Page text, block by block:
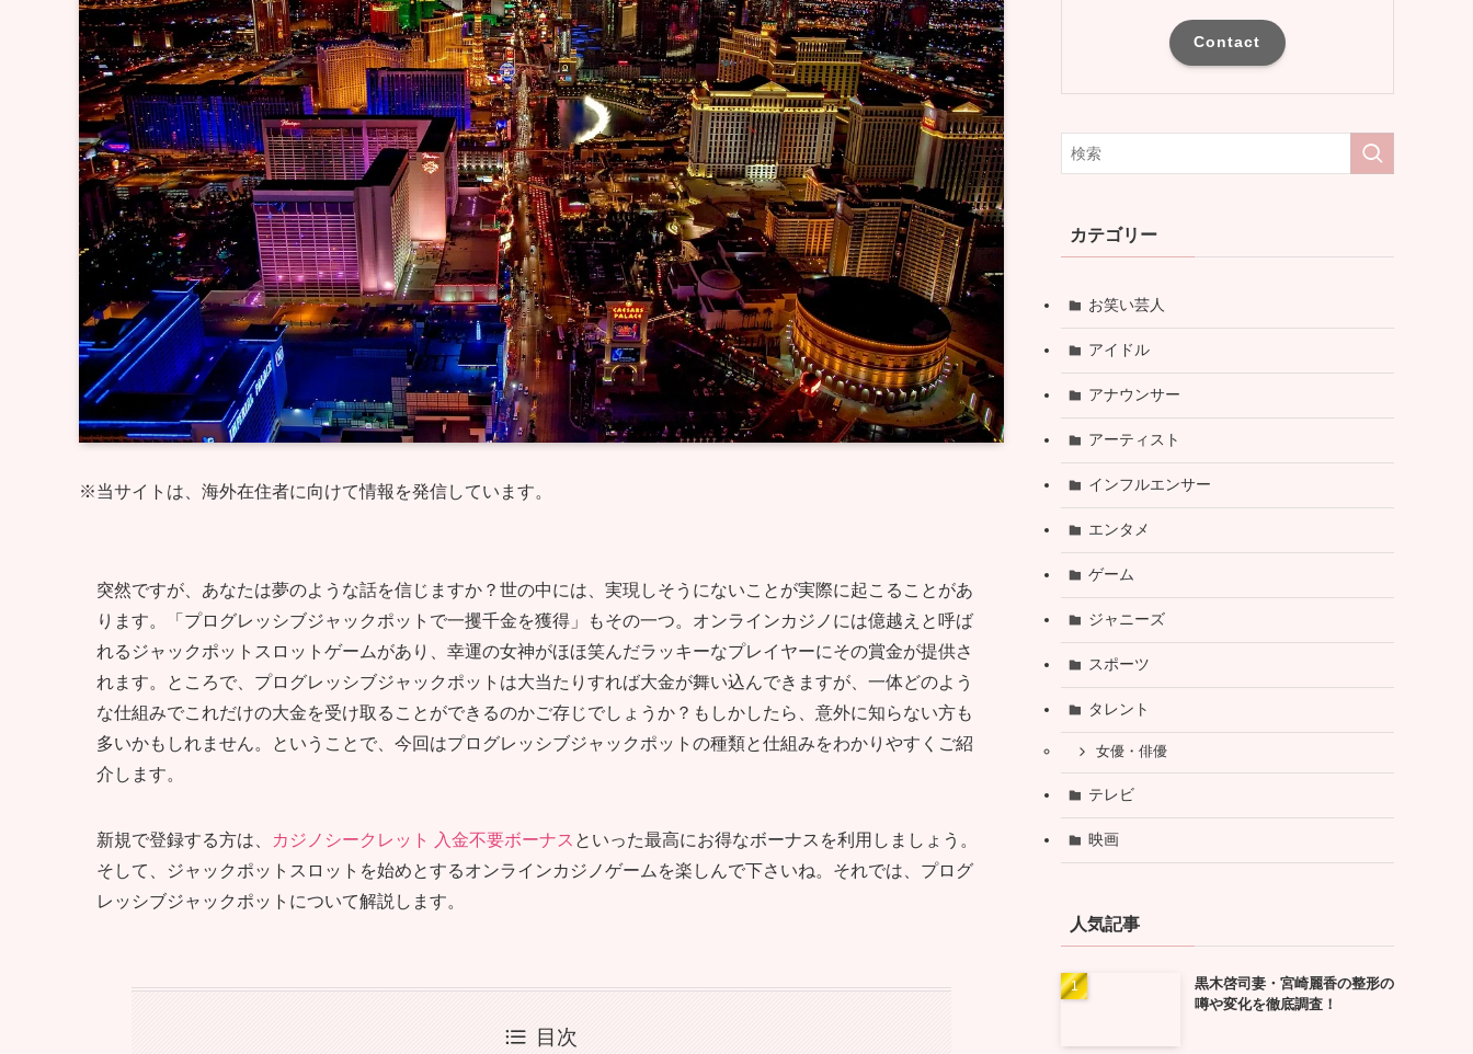
※当サイトは、海外在住者に向けて情報を発信しています。
突然ですが、あなたは夢のような話を信じますか？世の中には、実現しそうにないことが実際に起こることがあ
ります。「プログレッシブジャックポットで一攫千金を獲得」もその一つ。オンラインカジノには億越えと呼ば
れるジャックポットスロットゲームがあり、幸運の女神がほほ笑んだラッキーなプレイヤーにその賞金が提供さ
れます。ところで、プログレッシブジャックポットは大当たりすれば大金が舞い込んできますが、一体どのよう
な仕組みでこれだけの大金を受け取ることができるのかご存じでしょうか？もしかしたら、意外に知らない方も
多いかもしれません。ということで、今回はプログレッシブジャックポットの種類と仕組みをわかりやすくご紹
介します。
新規で登録する方は、 カジノシークレット 入金不要ボーナス といった最高にお得なボーナスを利用しましょう。
そして、ジャックポットスロットを始めとするオンラインカジノゲームを楽しんで下さいね。それでは、プログ
レッシブジャックポットについて解説します。
目次
Contact
カテゴリー
お笑い芸人
アイドル
アナウンサー
アーティスト
インフルエンサー
エンタメ
ゲーム
ジャニーズ
スポーツ
タレント
女優・俳優
テレビ
映画
人気記事
黒木啓司妻・宮崎麗香の整形の
噂や変化を徹底調査！